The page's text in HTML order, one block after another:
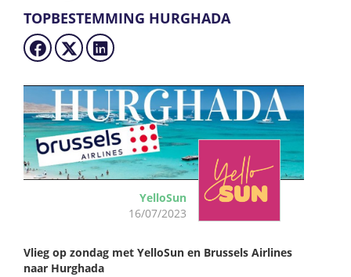
TOPBESTEMMING HURGHADA
YelloSun
16/07/2023
Vlieg op zondag met YelloSun en Brussels Airlines
naar Hurghada